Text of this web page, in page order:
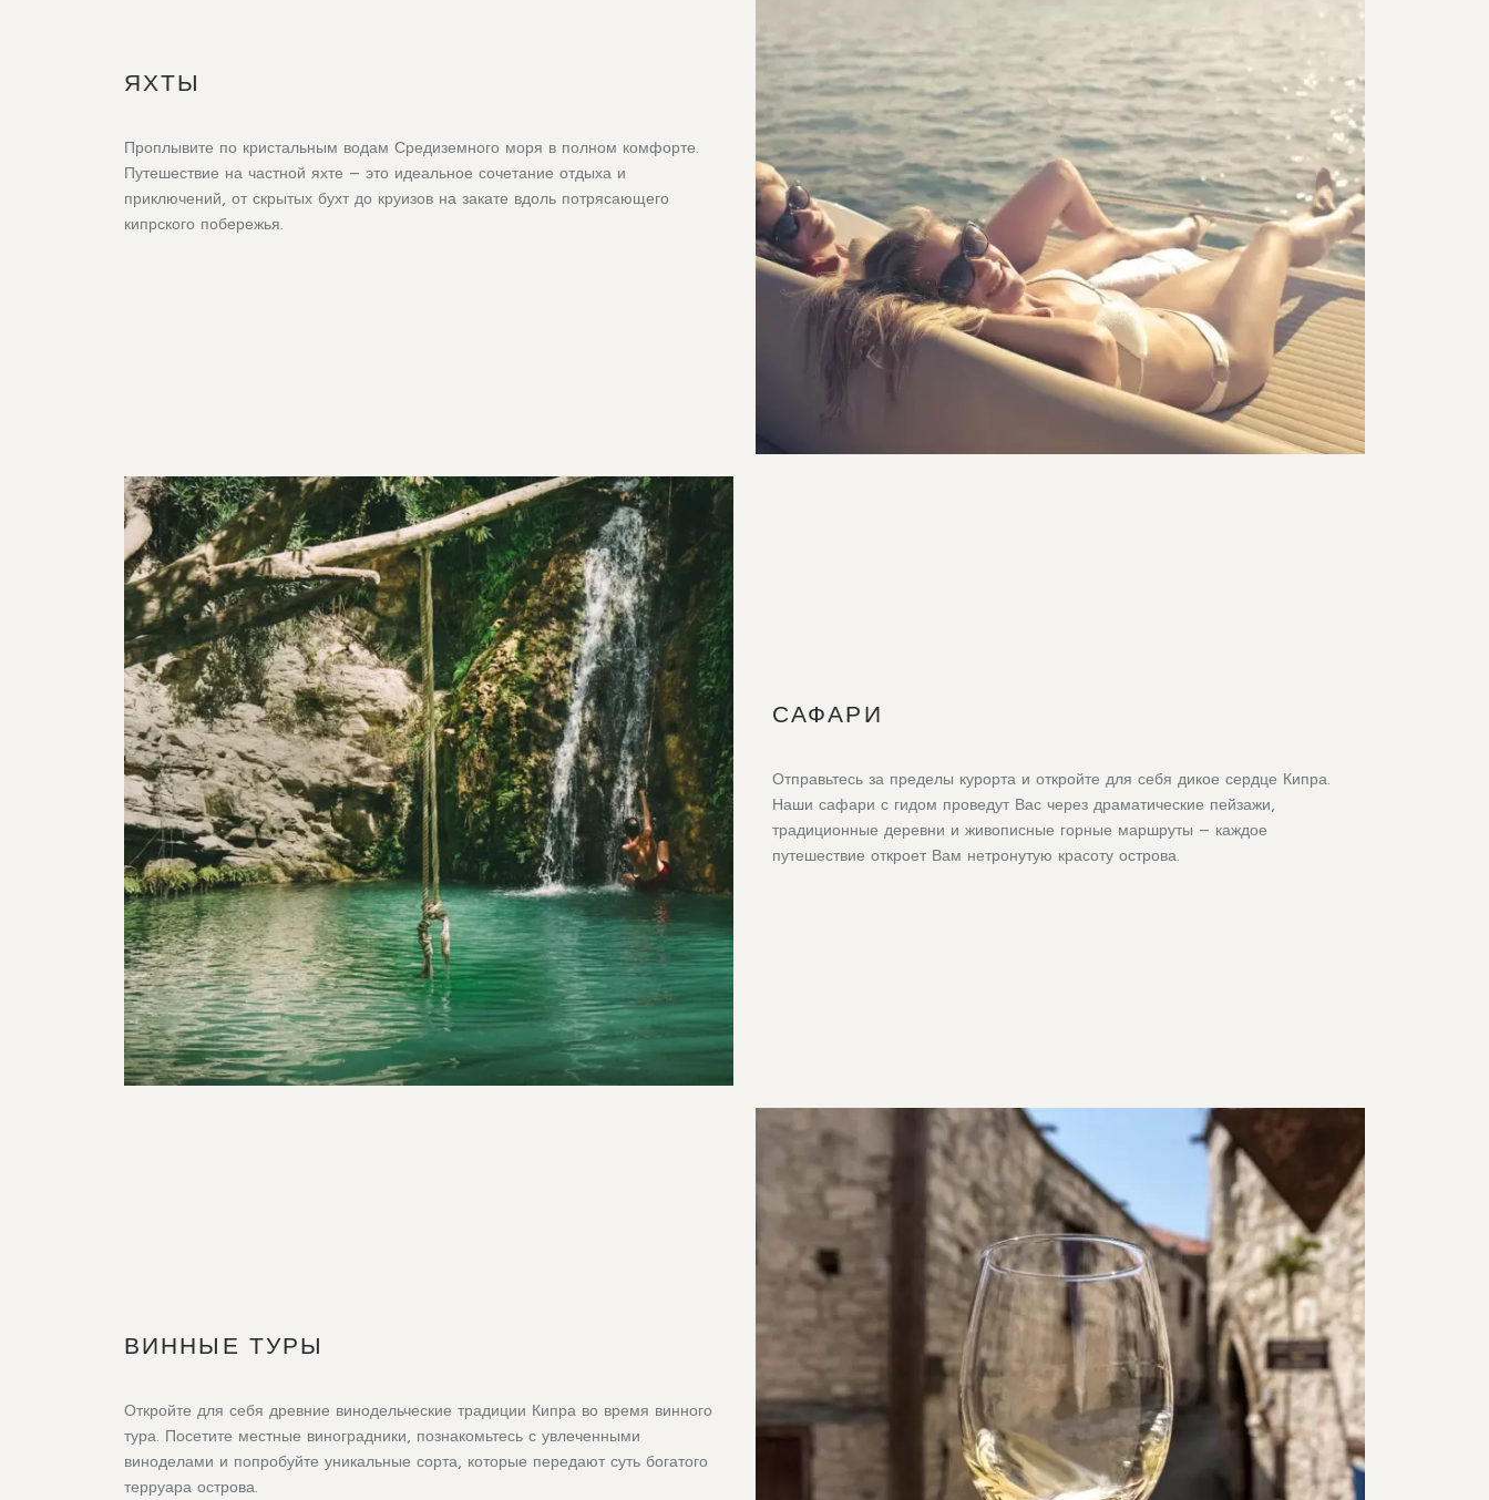
ЯХТЫ
Проплывите по кристальным водам Средиземного моря в полном комфорте.
Путешествие на частной яхте – это идеальное сочетание отдыха и
приключений, от скрытых бухт до круизов на закате вдоль потрясающего
кипрского побережья.
САФАРИ
Отправьтесь за пределы курорта и откройте для себя дикое сердце Кипра.
Наши сафари с гидом проведут Вас через драматические пейзажи,
традиционные деревни и живописные горные маршруты – каждое
путешествие откроет Вам нетронутую красоту острова.
ВИННЫЕ ТУРЫ
Откройте для себя древние винодельческие традиции Кипра во время винного
тура. Посетите местные виноградники, познакомьтесь с увлеченными
виноделами и попробуйте уникальные сорта, которые передают суть богатого
терруара острова.